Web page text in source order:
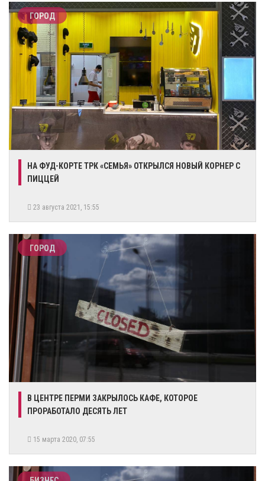
ГОРОД
​НА ФУД-КОРТЕ ТРК «СЕМЬЯ» ОТКРЫЛСЯ НОВЫЙ КОРНЕР С
ПИЦЦЕЙ
23 августа 2021, 15:55
ГОРОД
​В ЦЕНТРЕ ПЕРМИ ЗАКРЫЛОСЬ КАФЕ, КОТОРОЕ
ПРОРАБОТАЛО ДЕСЯТЬ ЛЕТ
15 марта 2020, 07:55